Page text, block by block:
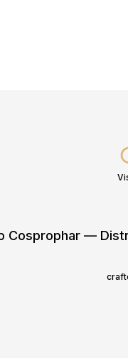
Cosprophar —